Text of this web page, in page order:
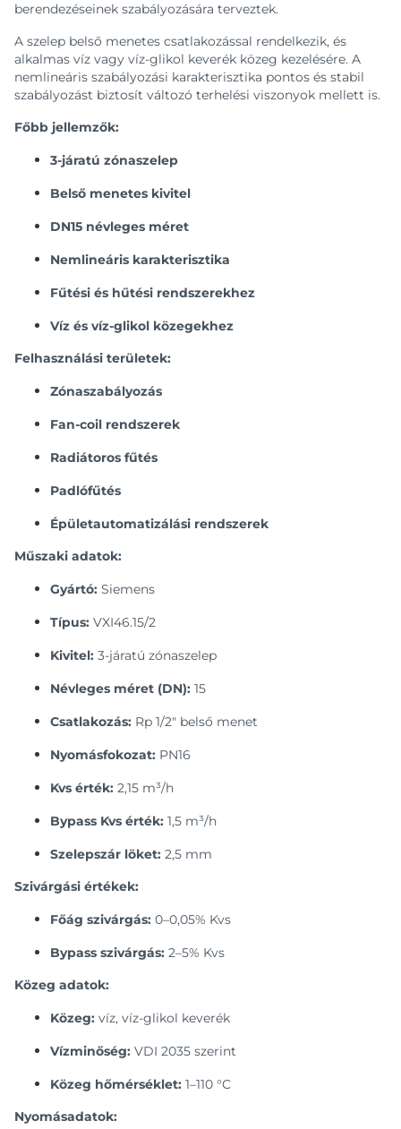
berendezéseinek szabályozására terveztek.
A szelep belső menetes csatlakozással rendelkezik, és
alkalmas víz vagy víz-glikol keverék közeg kezelésére. A
nemlineáris szabályozási karakterisztika pontos és stabil
szabályozást biztosít változó terhelési viszonyok mellett is.
Főbb jellemzők:
3-járatú zónaszelep
Belső menetes kivitel
DN15 névleges méret
Nemlineáris karakterisztika
Fűtési és hűtési rendszerekhez
Víz és víz-glikol közegekhez
Felhasználási területek:
Zónaszabályozás
Fan-coil rendszerek
Radiátoros fűtés
Padlófűtés
Épületautomatizálási rendszerek
Műszaki adatok:
Gyártó: Siemens
Típus: VXI46.15/2
Kivitel: 3-járatú zónaszelep
Névleges méret (DN): 15
Csatlakozás: Rp 1/2" belső menet
Nyomásfokozat: PN16
Kvs érték: 2,15 m³/h
Bypass Kvs érték: 1,5 m³/h
Szelepszár löket: 2,5 mm
Szivárgási értékek:
Főág szivárgás: 0–0,05% Kvs
Bypass szivárgás: 2–5% Kvs
Közeg adatok:
Közeg: víz, víz-glikol keverék
Vízminőség: VDI 2035 szerint
Közeg hőmérséklet: 1–110 °C
Nyomásadatok: